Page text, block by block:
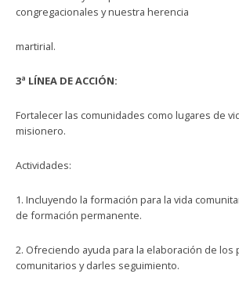
congregacionales y nuestra herencia
martirial.
3ª LÍNEA DE ACCIÓN:
Fortalecer las comunidades como lugares de
misionero.
Actividades:
1. Incluyendo la formación para la vida
de formación permanente.
2. Ofreciendo ayuda para la elaboración de los
comunitarios y darles seguimiento.